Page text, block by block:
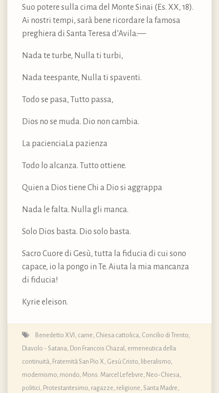
Suo potere sulla cima del Monte Sinai (Es. XX, 18).
Ai nostri tempi, sarà bene ricordare la famosa
preghiera di Santa Teresa d’Avila:—
Nada te turbe, Nulla ti turbi,
Nada teespante, Nulla ti spaventi.
Todo se pasa, Tutto passa,
Dios no se muda. Dio non cambia.
La pacienciaLa pazienza
Todo lo alcanza. Tutto ottiene.
Quien a Dios tiene Chi a Dio si aggrappa
Nada le falta. Nulla gli manca.
Solo Dios basta. Dio solo basta.
Sacro Cuore di Gesù, tutta la fiducia di cui sono
capace, io la pongo in Te. Aiuta la mia mancanza
di fiducia!
Kyrie eleison.
Benedetto XVI carne Chiesa cattolica Concilio di Trento
Diavolo - Satana Don Francois Chazal ermeneutica della
continuità Fraternità San Pio X Gesù Cristo liberalismo
modernismo mondo Mons. Marcel Lefebvre Neo-Chiesa
politici Protestantesimo ragazze religione Santa Madre